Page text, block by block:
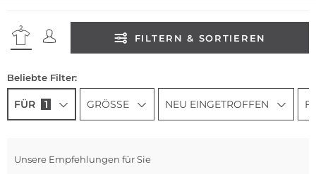
FILTERN & SORTIEREN
Beliebte Filter:
FÜR 1 GRÖSSE NEU EINGETROFFEN
Unsere Empfehlungen für Sie